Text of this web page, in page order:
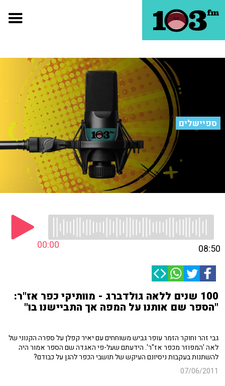
ספיישלים
00:00 08:50
100 שנים ללאה גולדברג - מוותיקי כפר אז"ר:
"הספר שם אותנו על המפה אך התביישנו בו"
גבי זהר וחוקר הזמר עופר גביש משוחחים עם יאיר קפלן על ספרה הקנוני של
לאה 'המפוזר מכפר אז"ר'. הידעתם שעל-פי האגדה שם הספר אמור היה
להשתנות בעקבות ניסיונם העיקש של תושבי הכפר להגן על כבודם?
07/06/2011